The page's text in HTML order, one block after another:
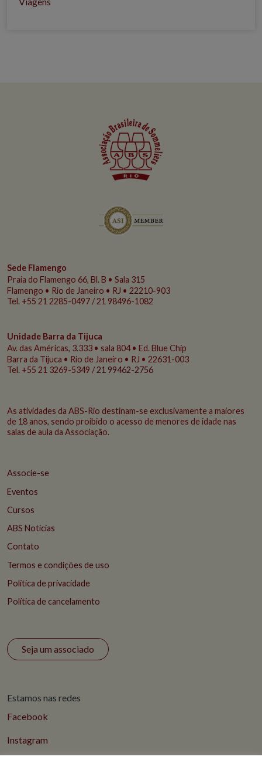
Sede Flamengo
Praia do Flamengo 66, Bl. B • Sala 315
Flamengo • Rio de Janeiro • RJ • 22210-903
Tel. +55 21 2285-0497 / 21 98496-1082
Unidade Barra da Tijuca
Av. das Américas, 3.333 • sala 804 • Ed. Blue Chip
Barra da Tijuca • Rio de Janeiro • RJ • 22631-003
Tel. +55 21 3269-5349 /21 99462-2756
As atividades da ABS-Rio destinam-se exclusivamente a maiores
de 18 anos, sendo proibido o acesso de menores de idade nas
salas de aula da Associação.
Associe-se
Eventos
Cursos
ABS Notícias
Contato
Termos e condições de uso
Política de privacidade
Política de cancelamento
Seja um associado
Estamos nas redes
Facebook
Instagram